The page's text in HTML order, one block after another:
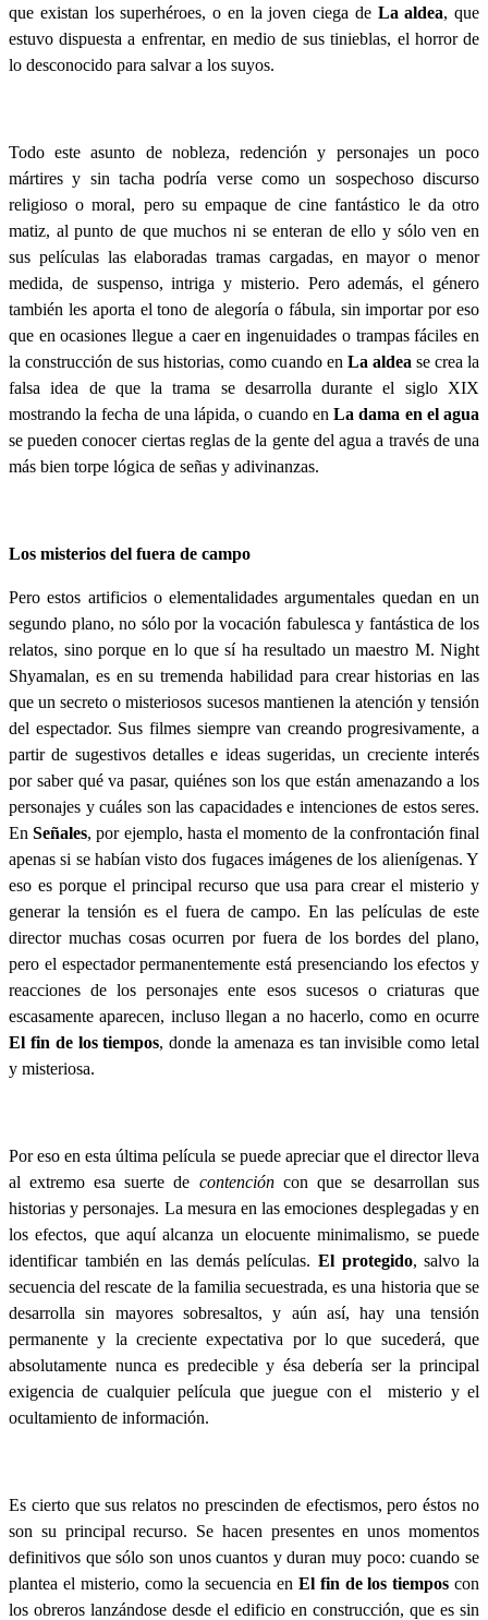
que existan los superhéroes, o en la joven ciega de La aldea, que
estuvo dispuesta a enfrentar, en medio de sus tinieblas, el horror de
lo desconocido para salvar a los suyos.
Todo este asunto de nobleza, redención y personajes un poco
mártires y sin tacha podría verse como un sospechoso discurso
religioso o moral, pero su empaque de cine fantástico le da otro
matiz, al punto de que muchos ni se enteran de ello y sólo ven en
sus películas las elaboradas tramas cargadas, en mayor o menor
medida, de suspenso, intriga y misterio. Pero además, el género
también les aporta el tono de alegoría o fábula, sin importar por eso
que en ocasiones llegue a caer en ingenuidades o trampas fáciles en
la construcción de sus historias, como cuando en La aldea se crea la
falsa idea de que la trama se desarrolla durante el siglo XIX
mostrando la fecha de una lápida, o cuando enLa dama en el agua
se pueden conocer ciertas reglas de la gente del agua a través de una
más bien torpe lógica de señas y adivinanzas.
Los misterios del fuera de campo
Pero estos artificios o elementalidades argumentales quedan en un
segundo plano, no sólo por la vocación fabulesca y fantástica de los
relatos, sino porque en lo que sí ha resultado un maestro M. Night
Shyamalan, es en su tremenda habilidad para crear historias en las
que un secreto o misteriosos sucesos mantienen la atención y tensión
del espectador. Sus filmes siempre van creando progresivamente, a
partir de sugestivos detalles e ideas sugeridas, un creciente interés
por saber qué va pasar, quiénes son los que están amenazando a los
personajes y cuáles son las capacidades e intenciones de estos seres.
EnSeñales, por ejemplo, hasta el momento de la confrontación final
apenas si se habían visto dos fugaces imágenes de los alienígenas. Y
eso es porque el principal recurso que usa para crear el misterio y
generar la tensión es el fuera de campo. En las películas de este
director muchas cosas ocurren por fuera de los bordes del plano,
pero el espectador permanentemente está presenciando los efectos y
reacciones de los personajes ente esos sucesos o criaturas que
escasamente aparecen, incluso llegan a no hacerlo, como en ocurre
El fin de los tiempos, donde la amenaza es tan invisible como letal
y misteriosa.
Por eso en esta última película se puede apreciar que el director lleva
al extremo esa suerte de contención con que se desarrollan sus
historias y personajes. La mesura en las emociones desplegadas y en
los efectos, que aquí alcanza un elocuente minimalismo, se puede
identificar también en las demás películas. El protegido, salvo la
secuencia del rescate de la familia secuestrada, es una historia que se
desarrolla sin mayores sobresaltos, y aún así, hay una tensión
permanente y la creciente expectativa por lo que sucederá, que
absolutamente nunca es predecible y ésa debería ser la principal
exigencia de cualquier película que juegue con el
misterio y el
ocultamiento de información.
Es cierto que sus relatos no prescinden de efectismos, pero éstos no
son su principal recurso. Se hacen presentes en unos momentos
definitivos que sólo son unos cuantos y duran muy poco: cuando se
plantea el misterio, como la secuencia en El fin de los tiemposcon
los obreros lanzándose desde el edificio en construcción, que es sin